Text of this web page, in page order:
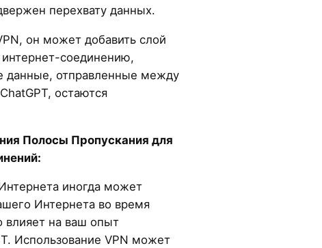
перехвату данных.
он может добавить слой
соединению,
данные, отправленные между
остаются
Полосы Пропускания для
иногда может
Интернета во время
влияет на ваш опыт
Использование VPN может